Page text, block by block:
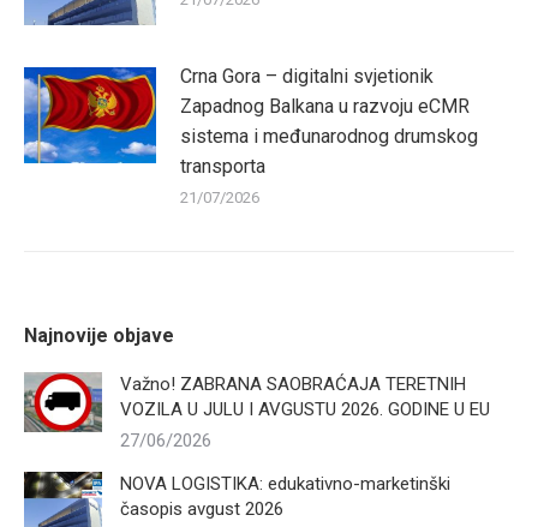
Crna Gora – digitalni svjetionik
Zapadnog Balkana u razvoju eCMR
sistema i međunarodnog drumskog
transporta
21/07/2026
Najnovije objave
Važno! ZABRANA SAOBRAĆAJA TERETNIH
VOZILA U JULU I AVGUSTU 2026. GODINE U EU
27/06/2026
NOVA LOGISTIKA: edukativno-marketinški
časopis avgust 2026